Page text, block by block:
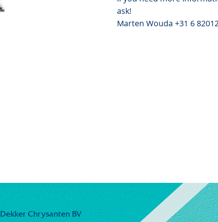
ask!
Marten Wouda +31 6
Dekker Chrysanten BV